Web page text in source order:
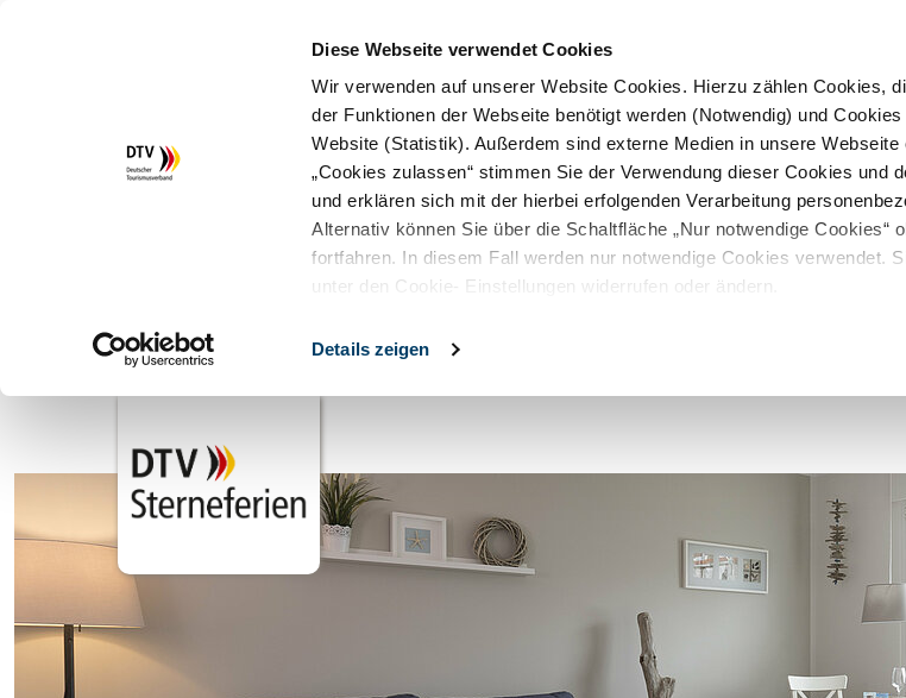
Diese Webseite verwendet Cookies
Wir verwenden auf unserer Website Cookies. Hierzu zählen Cookies,
der Funktionen der Webseite benötigt werden (Notwendig) und
Website (Statistik). Außerdem sind externe Medien in unsere
„Cookies zulassen“ stimmen Sie der Verwendung dieser Cookies und
und erklären sich mit der hierbei erfolgenden Verarbeitung
Alternativ können Sie über die Schaltfläche „Nur notwendige Cookies“
fortfahren. In diesem Fall werden nur notwendige Cookies verwendet.
unter den Cookie- Einstellungen widerrufen oder ändern.
Details zeigen